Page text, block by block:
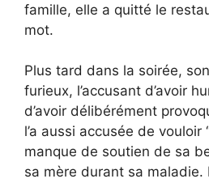
famille, elle a quitté le
mot.
Plus tard dans la soirée,
furieux, l’accusant d’avoir
d’avoir délibérément
l’a aussi accusée de vouloir
manque de soutien de sa
sa mère durant sa maladie.